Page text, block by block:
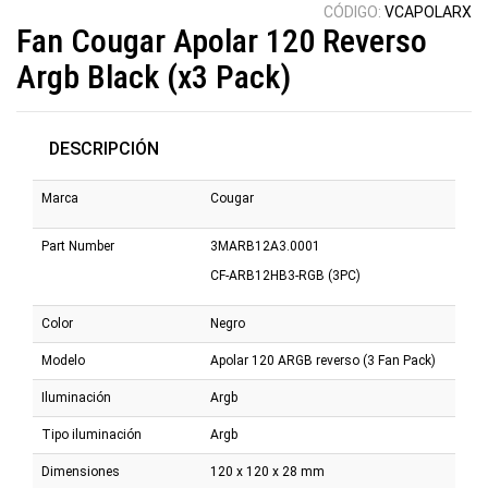
CÓDIGO: VCAPOLARX
Fan Cougar Apolar 120 Reverso
Argb Black (x3 Pack)
DESCRIPCIÓN
Marca Cougar
Part Number
3MARB12A3.0001
CF-ARB12HB3-RGB (3PC)
Color Negro
Modelo Apolar 120 ARGB reverso (3 Fan Pack)
Iluminación Argb
Tipo iluminación Argb
Dimensiones 120 x 120 x 28 mm